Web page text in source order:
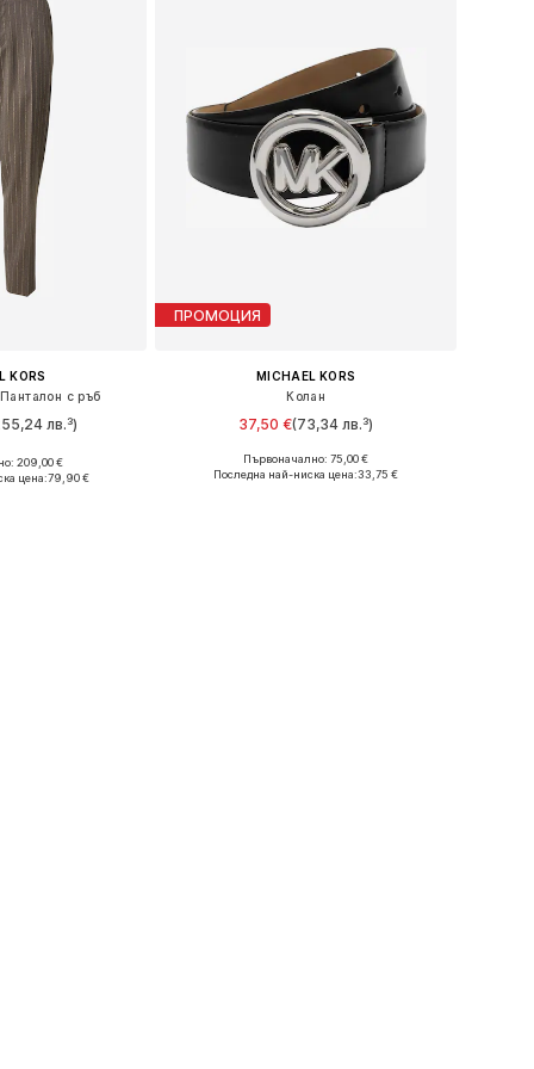
KORS
с ръб
лв.³)
48, 50, 52, 54, 56
209,00 €
цена:79,90 €
ПРОМОЦИЯ
MICHAEL KORS
Колан
37,50 €(73,34 лв.³)
Налични размери: 75
Първоначално: 75,00 €
Последна най-ниска цена:33,75 €